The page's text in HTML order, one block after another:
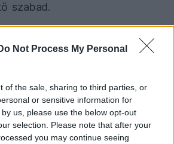
Not Process My Personal
of the sale, sharing to third parties, or
or sensitive information for
us, please use the below opt-out
selection. Please note that after your
you may continue seeing
szabad.
Player
loading.
not be loaded, either because